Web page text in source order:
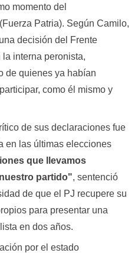
momento del
(Fuerza Patria). Según Camilo,
decisión del Frente
interna peronista,
de quienes ya habían
como él mismo y
de sus declaraciones fue
en las últimas elecciones
que llevamos
partido", sentenció
de que el PJ recupere su
para presentar una
en dos años.
por el estado